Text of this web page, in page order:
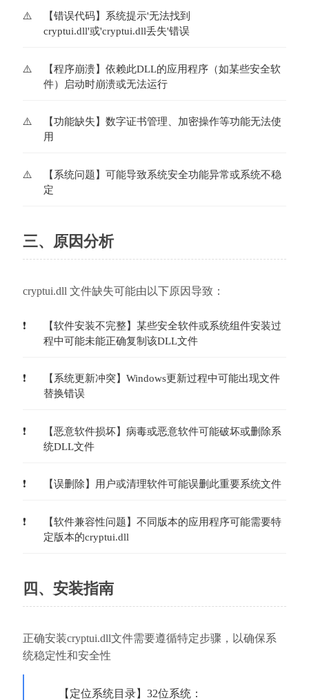
【错误代码】系统提示'无法找到
cryptui.dll'或'cryptui.dll丢失'错误
【程序崩溃】依赖此DLL的应用程序（如某些安全软
件）启动时崩溃或无法运行
【功能缺失】数字证书管理、加密操作等功能无法使
用
【系统问题】可能导致系统安全功能异常或系统不稳
定
三、原因分析
cryptui.dll 文件缺失可能由以下原因导致：
【软件安装不完整】某些安全软件或系统组件安装过
程中可能未能正确复制该DLL文件
【系统更新冲突】Windows更新过程中可能出现文件
替换错误
【恶意软件损坏】病毒或恶意软件可能破坏或删除系
统DLL文件
【误删除】用户或清理软件可能误删此重要系统文件
【软件兼容性问题】不同版本的应用程序可能需要特
定版本的cryptui.dll
四、安装指南
正确安装cryptui.dll文件需要遵循特定步骤，以确保系
统稳定性和安全性
【定位系统目录】32位系统：